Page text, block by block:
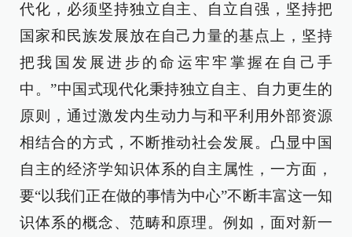
代化，必须坚持独立自主、自立自强，坚持把
国家和民族发展放在自己力量的基点上，坚持
把我国发展进步的命运牢牢掌握在自己手
中。”中国式现代化秉持独立自主、自力更生的
原则，通过激发内生动力与和平利用外部资源
相结合的方式，不断推动社会发展。凸显中国
自主的经济学知识体系的自主属性，一方面，
要“以我们正在做的事情为中心”不断丰富这一知
识体系的概念、范畴和原理。例如，面对新一